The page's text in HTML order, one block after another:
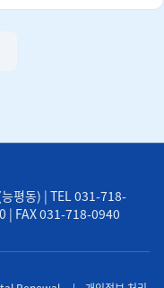
평동) | TEL 031-718-
| FAX 031-718-0940